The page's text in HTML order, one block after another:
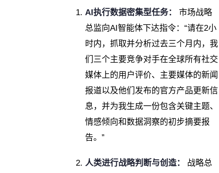
AI执行数据密集型任务：
市场战略
总监向AI智能体下达指令：“请在2小
时内，抓取并分析过去三个月内，我
们三个主要竞争对手在全球所有社交
媒体上的用户评价、主要媒体的新闻
报道以及他们发布的官方产品更新信
息，并为我生成一份包含关键主题、
情感倾向和数据洞察的初步摘要报
告。”
人类进行战略判断与创造：
战略总